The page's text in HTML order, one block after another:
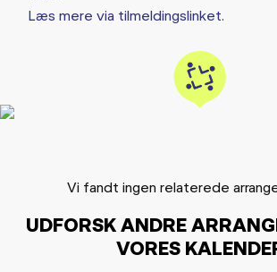
Læs mere via tilmeldingslinket.
Vi fandt ingen relaterede
UDFORSK ANDRE
VORES